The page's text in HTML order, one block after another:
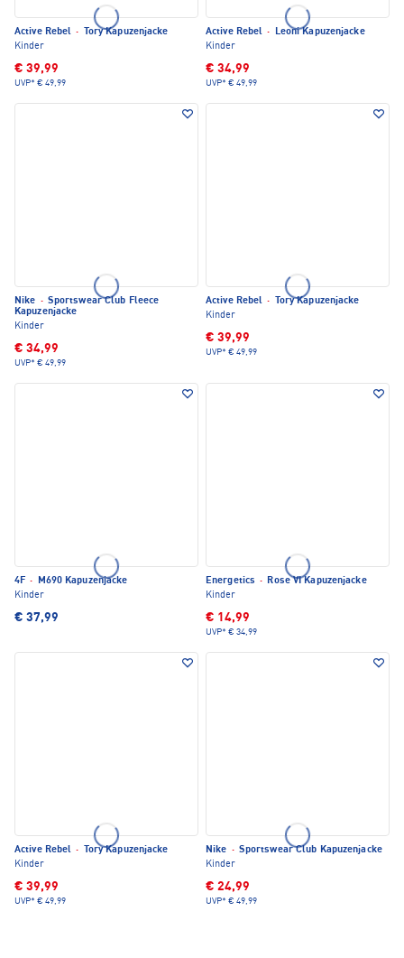
Active Rebel ·
Tory Kapuzenjacke
Kinder
€ 39,99
UVP* € 49,99
Active Rebel ·
Leoni Kapuzenjacke
Kinder
€ 34,99
UVP* € 49,99
Nike · Sportswear Club Fleece
Kapuzenjacke
Kinder
€ 34,99
UVP* € 49,99
Active Rebel ·
Tory Kapuzenjacke
Kinder
€ 39,99
UVP* € 49,99
4F ·
M690 Kapuzenjacke
Kinder
€ 37,99
Energetics · Rose VI Kapuzenjacke
Kinder
€ 14,99
UVP* € 34,99
Active Rebel ·
Tory Kapuzenjacke
Kinder
€ 39,99
UVP* € 49,99
Nike · Sportswear Club Kapuzenjacke
Kinder
€ 24,99
UVP* € 49,99